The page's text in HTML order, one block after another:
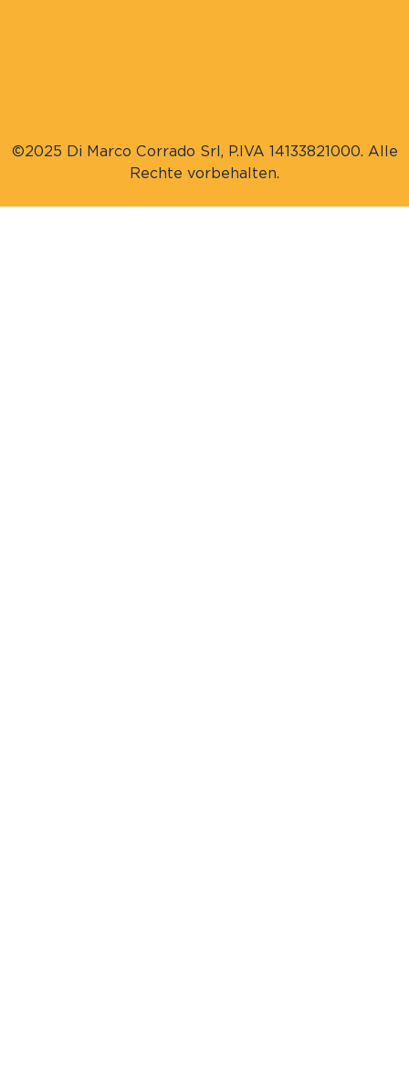
©2025 Di Marco Corrado Srl, P.IVA 14133821000. Alle
Rechte vorbehalten.